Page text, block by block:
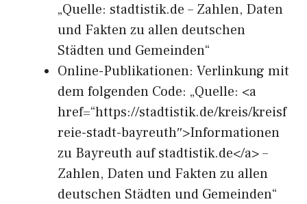
„Quelle: stadtistik.de – Zahlen, Daten
und Fakten zu allen deutschen
Städten und Gemeinden“
Online-Publikationen: Verlinkung mit
dem folgenden Code: „Quelle: <a
href=“https://stadtistik.de/kreis/kreisf
reie-stadt-bayreuth″>Informationen
zu Bayreuth auf stadtistik.de</a> –
Zahlen, Daten und Fakten zu allen
deutschen Städten und Gemeinden“